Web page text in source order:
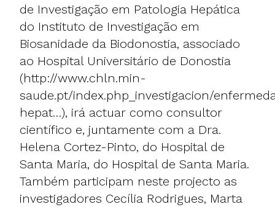
de Investigação em Patologia Hepática
do Instituto de Investigação em
Biosanidade da Biodonostia, associado
ao Hospital Universitário de Donostia
(http://www.chln.min-
saude.pt/index.php_investigacion/
hepat…), irá actuar como consultor
científico e, juntamente com a Dra.
Helena Cortez-Pinto, do Hospital de
Santa Maria, do Hospital de Santa Maria.
Também participam neste projecto as
investigadores Cecília Rodrigues, Marta